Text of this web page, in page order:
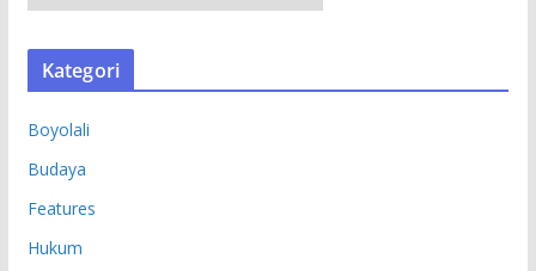
R
S
Kategori
Boyolali
Budaya
Features
Hukum